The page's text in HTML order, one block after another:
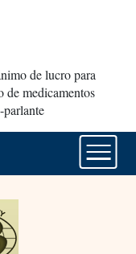
de lucro para
de medicamentos